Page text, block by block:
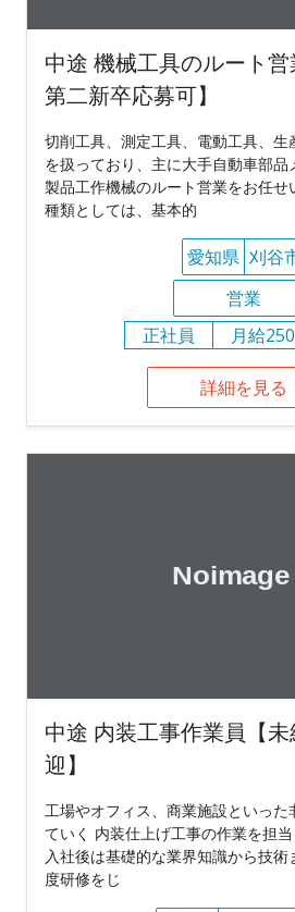
中途 機械工具のルート営
第二新卒応募可】
切削工具、測定工具、電動工具、生
を扱っており、主に大手自動車部
製品工作機械のルート営業をお任
種類としては、基本的
愛知県 刈谷
営業
正社員
月給
詳細を見る
中途 内装工事作業員【
迎】
工場やオフィス、商業施設といっ
ていく 内装仕上げ工事の作業を担当
入社後は基礎的な業界知識から技
度研修をじ